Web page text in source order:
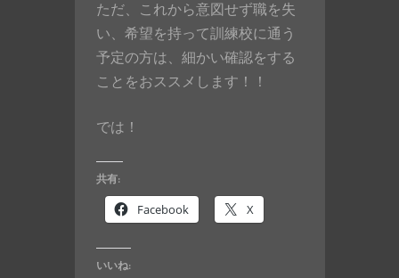
ただ、これから意図せず職を失
い、希望を持って訓練校に通う
予定の方は、細かい確認をする
ことをおススメします！！
では！
共有:
Facebook X
いいね: